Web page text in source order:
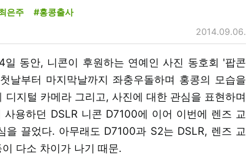
은주 #홍콩출사
2014.09.06.
동안, 니콘이 후원하는 연예인 사진 동호회 '팝콘
부터 마지막날까지 좌충우돌하며 홍콩의 모습을
지털 카메라 그리고, 사진에 대한 관심을 표현하며
용하던 DSLR 니콘 D7100에 이어 이번에 렌즈 교
을 끌었다. 아무래도 D7100과 S2는 DSLR, 렌즈 교
다소 차이가 나기 때문.